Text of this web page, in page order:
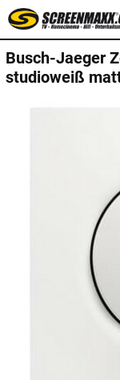
Busch-Jaeger
studioweiß